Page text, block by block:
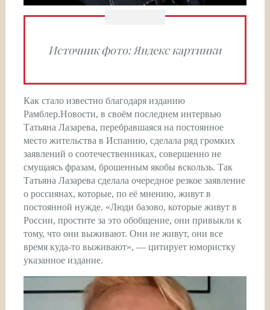
Источник фото: Яндекс картинки
Как стало известно благодаря изданию
Рамблер.Новости, в своём последнем интервью
Татьяна Лазарева, перебравшаяся на постоянное
место жительства в Испанию, сделала ряд громких
заявлений о соотечественниках, совершенно не
смущаясь фразам, брошенным якобы вскользь. Так
Татьяна Лазарева сделала очередное резкое заявление
о россиянах, которые, по её мнению, живут в
постоянной нужде. «Люди базово, которые живут в
России, простите за это обобщение, они привыкли к
тому, что они выживают. Они не живут, они все
время куда-то выживают», — цитирует юмористку
указанное издание.